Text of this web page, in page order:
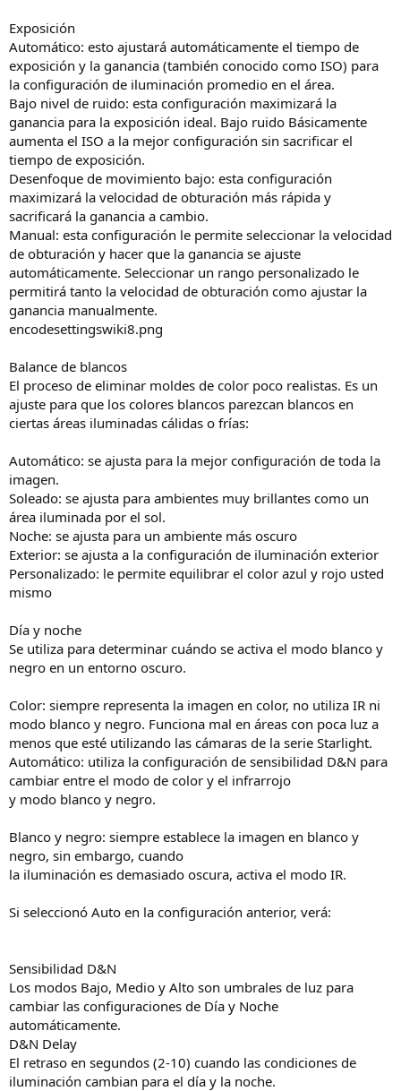
Exposición
Automático: esto ajustará automáticamente el tiempo de
exposición y la ganancia (también conocido como ISO) para
la configuración de iluminación promedio en el área.
Bajo nivel de ruido: esta configuración maximizará la
ganancia para la exposición ideal. Bajo ruido Básicamente
aumenta el ISO a la mejor configuración sin sacrificar el
tiempo de exposición.
Desenfoque de movimiento bajo: esta configuración
maximizará la velocidad de obturación más rápida y
sacrificará la ganancia a cambio.
Manual: esta configuración le permite seleccionar la velocidad
de obturación y hacer que la ganancia se ajuste
automáticamente. Seleccionar un rango personalizado le
permitirá tanto la velocidad de obturación como ajustar la
ganancia manualmente.
encodesettingswiki8.png
Balance de blancos
El proceso de eliminar moldes de color poco realistas. Es un
ajuste para que los colores blancos parezcan blancos en
ciertas áreas iluminadas cálidas o frías:
Automático: se ajusta para la mejor configuración de toda la
imagen.
Soleado: se ajusta para ambientes muy brillantes como un
área iluminada por el sol.
Noche: se ajusta para un ambiente más oscuro
Exterior: se ajusta a la configuración de iluminación exterior
Personalizado: le permite equilibrar el color azul y rojo usted
mismo
Día y noche
Se utiliza para determinar cuándo se activa el modo blanco y
negro en un entorno oscuro.
Color: siempre representa la imagen en color, no utiliza IR ni
modo blanco y negro. Funciona mal en áreas con poca luz a
menos que esté utilizando las cámaras de la serie Starlight.
Automático: utiliza la configuración de sensibilidad D&N para
cambiar entre el modo de color y el infrarrojo
y modo blanco y negro.
Blanco y negro: siempre establece la imagen en blanco y
negro, sin embargo, cuando
la iluminación es demasiado oscura, activa el modo IR.
Si seleccionó Auto en la configuración anterior, verá:
Sensibilidad D&N
Los modos Bajo, Medio y Alto son umbrales de luz para
cambiar las configuraciones de Día y Noche
automáticamente.
D&N Delay
El retraso en segundos (2-10) cuando las condiciones de
iluminación cambian para el día y la noche.